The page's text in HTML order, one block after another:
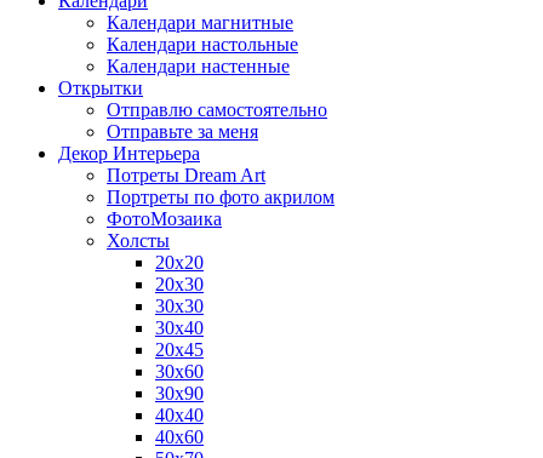
Календари магнитные
Календари настольные
Календари настенные
Открытки
Отправлю самостоятельно
Отправьте за меня
Декор Интерьера
Потреты Dream Art
Портреты по фото акрилом
ФотоМозаика
Холсты
20х20
20х30
30х30
30х40
20х45
30х60
30х90
40х40
40х60